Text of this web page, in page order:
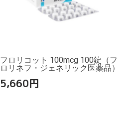
フロリコット 100mcg 100錠（フ
ロリネフ・ジェネリック医薬品）
5,660円